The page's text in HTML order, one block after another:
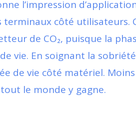
l’impression
côté utilisateurs.
de CO₂, puisque la
vie. En soignant la
de vie côté matériel.
le monde y gagne.